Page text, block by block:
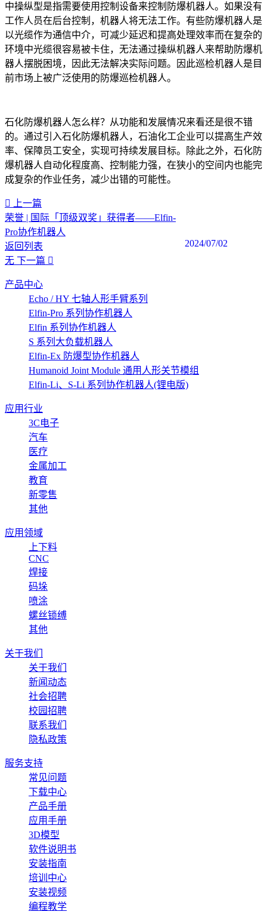
中操纵型是指需要使用控制设备来控制防爆机器人。如果没有
工作人员在后台控制，机器人将无法工作。有些防爆机器人是
以光缆作为通信中介，可减少延迟和提高处理效率而在复杂的
环境中光缆很容易被卡住，无法通过操纵机器人来帮助防爆机
器人摆脱困境，因此无法解决实际问题。因此巡检机器人是目
前市场上被广泛使用的防爆巡检机器人。
石化防爆机器人怎么样？从功能和发展情况来看还是很不错
的。通过引入石化防爆机器人，石油化工企业可以提高生产效
率、保障员工安全，实现可持续发展目标。除此之外，石化防
爆机器人自动化程度高、控制能力强，在狭小的空间内也能完
成复杂的作业任务，减少出错的可能性。
上一篇
荣誉 | 国际「顶级双奖」获得者——Elfin-
Pro协作机器人
2024/07/02
返回列表
无 下一篇
产品中心
Echo / HY 七轴人形手臂系列
Elfin-Pro 系列协作机器人
Elfin 系列协作机器人
S 系列大负载机器人
Elfin-Ex 防爆型协作机器人
Humanoid Joint Module 通用人形关节模组
Elfin-Li、S-Li 系列协作机器人(锂电版)
应用行业
3C电子
汽车
医疗
金属加工
教育
新零售
其他
应用领域
上下料
CNC
焊接
码垛
喷涂
螺丝锁缚
其他
关于我们
关于我们
新闻动态
社会招聘
校园招聘
联系我们
隐私政策
服务支持
常见问题
下载中心
产品手册
应用手册
3D模型
软件说明书
安装指南
培训中心
安装视频
编程教学